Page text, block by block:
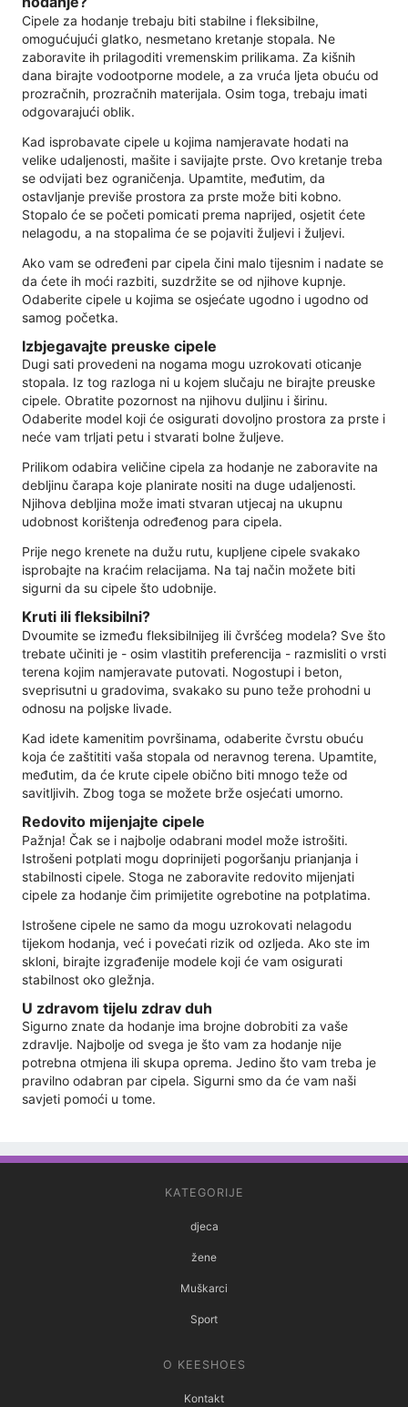
Cipele za hodanje trebaju biti stabilne i fleksibilne,
omogućujući glatko, nesmetano kretanje stopala. Ne
zaboravite ih prilagoditi vremenskim prilikama. Za kišnih
dana birajte vodootporne modele, a za vruća ljeta obuću od
prozračnih, prozračnih materijala. Osim toga, trebaju imati
odgovarajući oblik.
Kad isprobavate cipele u kojima namjeravate hodati na
velike udaljenosti, mašite i savijajte prste. Ovo kretanje treba
se odvijati bez ograničenja. Upamtite, međutim, da
ostavljanje previše prostora za prste može biti kobno.
Stopalo će se početi pomicati prema naprijed, osjetit ćete
nelagodu, a na stopalima će se pojaviti žuljevi i žuljevi.
Ako vam se određeni par cipela čini malo tijesnim i nadate se
da ćete ih moći razbiti, suzdržite se od njihove kupnje.
Odaberite cipele u kojima se osjećate ugodno i ugodno od
samog početka.
Izbjegavajte preuske cipele
Dugi sati provedeni na nogama mogu uzrokovati oticanje
stopala. Iz tog razloga ni u kojem slučaju ne birajte preuske
cipele. Obratite pozornost na njihovu duljinu i širinu.
Odaberite model koji će osigurati dovoljno prostora za prste i
neće vam trljati petu i stvarati bolne žuljeve.
Prilikom odabira veličine cipela za hodanje ne zaboravite na
debljinu čarapa koje planirate nositi na duge udaljenosti.
Njihova debljina može imati stvaran utjecaj na ukupnu
udobnost korištenja određenog para cipela.
Prije nego krenete na dužu rutu, kupljene cipele svakako
isprobajte na kraćim relacijama. Na taj način možete biti
sigurni da su cipele što udobnije.
Kruti ili fleksibilni?
Dvoumite se između fleksibilnijeg ili čvršćeg modela? Sve što
trebate učiniti je - osim vlastitih preferencija - razmisliti o vrsti
terena kojim namjeravate putovati. Nogostupi i beton,
sveprisutni u gradovima, svakako su puno teže prohodni u
odnosu na poljske livade.
Kad idete kamenitim površinama, odaberite čvrstu obuću
koja će zaštititi vaša stopala od neravnog terena. Upamtite,
međutim, da će krute cipele obično biti mnogo teže od
savitljivih. Zbog toga se možete brže osjećati umorno.
Redovito mijenjajte cipele
Pažnja! Čak se i najbolje odabrani model može istrošiti.
Istrošeni potplati mogu doprinijeti pogoršanju prianjanja i
stabilnosti cipele. Stoga ne zaboravite redovito mijenjati
cipele za hodanje čim primijetite ogrebotine na potplatima.
Istrošene cipele ne samo da mogu uzrokovati nelagodu
tijekom hodanja, već i povećati rizik od ozljeda. Ako ste im
skloni, birajte izgrađenije modele koji će vam osigurati
stabilnost oko gležnja.
U zdravom tijelu zdrav duh
Sigurno znate da hodanje ima brojne dobrobiti za vaše
zdravlje. Najbolje od svega je što vam za hodanje nije
potrebna otmjena ili skupa oprema. Jedino što vam treba je
pravilno odabran par cipela. Sigurni smo da će vam naši
savjeti pomoći u tome.
KATEGORIJE
djeca
žene
Muškarci
Sport
O KEESHOES
Kontakt